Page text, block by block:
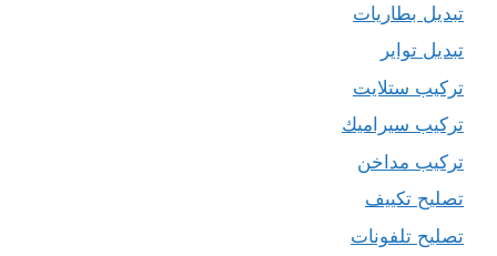
تبديل بطاريات
تبديل تواير
تركيب ستلايت
تركيب سيراميك
تركيب مداخن
تصليح تكييف
تصليح تلفونات